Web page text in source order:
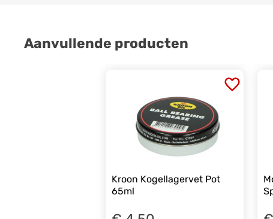
Aanvullende producten
Kroon Kogellagervet Pot
65ml